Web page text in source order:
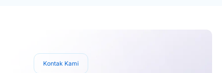
Kontak Kami